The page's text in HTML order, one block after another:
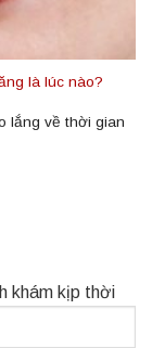
là lúc nào?
lắng về thời gian
khám kịp thời